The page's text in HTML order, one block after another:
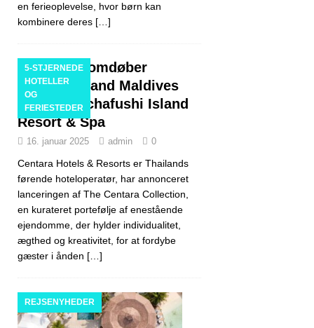
en ferieoplevelse, hvor børn kan
kombinere deres […]
5-STJERNEDE
HOTELLER
OG
FERIESTEDER
Centara omdøber
Centara Grand Maldives
som Machchafushi Island
Resort & Spa
16. januar 2025 admin 0
Centara Hotels & Resorts er Thailands
førende hoteloperatør, har annonceret
lanceringen af The Centara Collection,
en kurateret portefølje af enestående
ejendomme, der hylder individualitet,
ægthed og kreativitet, for at fordybe
gæster i ånden […]
REJSENYHEDER